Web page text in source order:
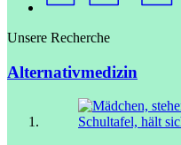
Unsere Recherche
Alternativmedizin